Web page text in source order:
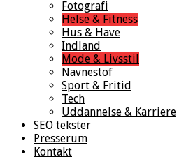
Fotografi
Helse & Fitness
Hus & Have
Indland
Mode & Livsstil
Navnestof
Sport & Fritid
Tech
Uddannelse & Karriere
SEO tekster
Presserum
Kontakt